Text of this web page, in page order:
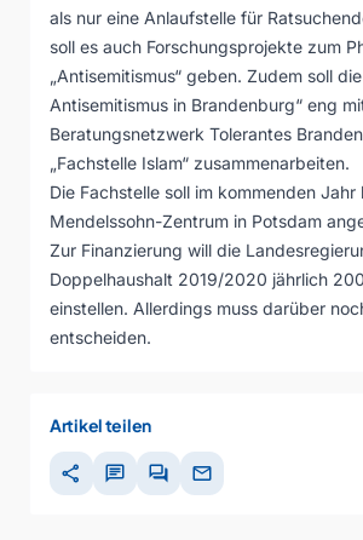
als nur eine Anlaufstelle für
soll es auch Forschungsprojekte zum
„Antisemitismus“ geben. Zudem soll
Antisemitismus in Brandenburg“ eng
Beratungsnetzwerk Tolerantes
„Fachstelle Islam“ zusammenarbeiten.
Die Fachstelle soll im kommenden
Mendelssohn-Zentrum in Potsdam
Zur Finanzierung will die
Doppelhaushalt 2019/2020 jährlich
einstellen. Allerdings muss darüber
entscheiden.
Artikel teilen
share chat forum mail